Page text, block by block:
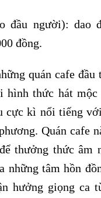
đầu người): dao
đồng.
quán cafe
hình thức hát mộc
cực kì nổi tiếng
Quán cafe
thưởng thức âm
những tâm hồn
hưởng giọng ca